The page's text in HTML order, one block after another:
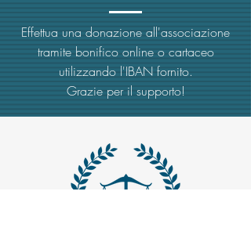
Effettua una donazione all'associazione
tramite bonifico online o cartaceo
utilizzando l'IBAN fornito.
Grazie per il supporto!